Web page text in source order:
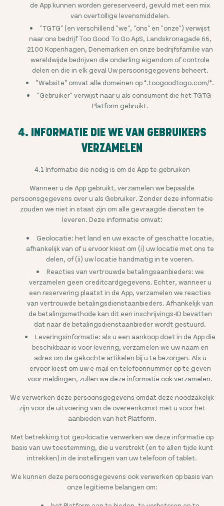
de App kunnen worden gereserveerd, gevuld met een mix
van overtollige levensmiddelen.
"TGTG" (en verschillend "we", "ons" en "onze") verwijst
naar ons bedrijf Too Good To Go ApS, Landskronagade 66,
2100 Kopenhagen, Denemarken en onze bedrijfsfamilie van
wereldwijde bedrijven die onderling eigendom of controle
delen en die in elk geval Uw persoonsgegevens beheert.
"Website" omvat alle domeinen op *.toogoodtogo.com/*.
"Gebruiker" verwijst naar u als consument die het TGTG-
Platform gebruikt.
4. INFORMATIE DIE WE VAN GEBRUIKERS
VERZAMELEN
4.1 Informatie die nodig is om de App te gebruiken
Wanneer u de App gebruikt, verzamelen we bepaalde
persoonsgegevens over u als Gebruiker. Zonder deze informatie
zouden we niet in staat zijn om alle gevraagde diensten te
leveren. Deze informatie omvat:
Geolocatie: het land en uw exacte of geschatte locatie,
afhankelijk van of u ervoor kiest om (i) uw locatie met ons te
delen, of (ii) uw locatie handmatig in te voeren.
Reacties van vertrouwde betalingsaanbieders: we
verzamelen geen creditcardgegevens. Echter, wanneer u
een reservering plaatst in de App, verzamelen we reacties
van vertrouwde betalingsdienstaanbieders. Afhankelijk van
de betalingsmethode kan dit een inschrijvings-ID bevatten
dat naar de betalingsdienstaanbieder wordt gestuurd.
Leveringsinformatie: als u een aankoop doet in de App die
beschikbaar is voor levering, verzamelen we uw naam en
adres om de gekochte artikelen bij u te bezorgen. Als u
ervoor kiest om uw e-mail en telefoonnummer op te geven
voor meldingen, zullen we deze informatie ook verzamelen.
We verwerken deze persoonsgegevens omdat deze noodzakelijk
zijn voor de uitvoering van de overeenkomst met u voor het
aanbieden van het Platform.
Met betrekking tot geo-locatie verwerken we deze informatie op
basis van uw toestemming, die u verstrekt (en te allen tijde kunt
intrekken) in de instellingen van uw telefoon of tablet.
We kunnen deze persoonsgegevens ook verwerken op basis van
onze legitieme belangen om: